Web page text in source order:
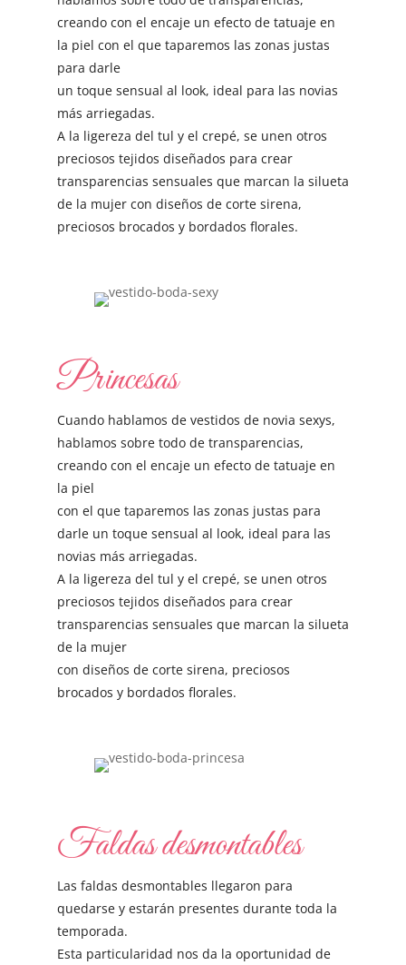
creando con el encaje un efecto de tatuaje en
la piel con el que taparemos las zonas justas
para darle
un toque sensual al look, ideal para las novias
más arriegadas.
A la ligereza del tul y el crepé, se unen otros
preciosos tejidos diseñados para crear
transparencias sensuales que marcan la silueta
de la mujer con diseños de corte sirena,
preciosos brocados y bordados florales.
Princesas
Cuando hablamos de vestidos de novia sexys,
hablamos sobre todo de transparencias,
creando con el encaje un efecto de tatuaje en
la piel
con el que taparemos las zonas justas para
darle un toque sensual al look, ideal para las
novias más arriegadas.
A la ligereza del tul y el crepé, se unen otros
preciosos tejidos diseñados para crear
transparencias sensuales que marcan la silueta
de la mujer
con diseños de corte sirena, preciosos
brocados y bordados florales.
Faldas desmontables
Las faldas desmontables llegaron para
quedarse y estarán presentes durante toda la
temporada.
Esta particularidad nos da la oportunidad de